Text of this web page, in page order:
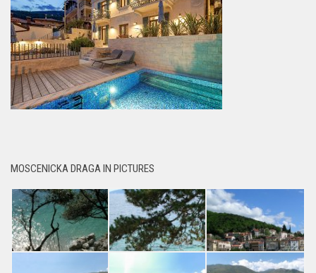
MOSCENICKA DRAGA IN PICTURES